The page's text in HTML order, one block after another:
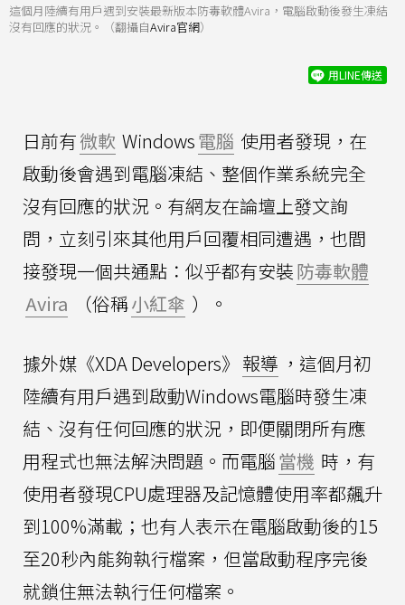
這個月陸續有用戶遇到安裝最新版本防毒軟體Avira，電腦啟動後發生凍結
沒有回應的狀況。（翻攝自Avira官網）
用LINE傳送
日前有微軟 Windows電腦 使用者發現，在
啟動後會遇到電腦凍結、整個作業系統完全
沒有回應的狀況。有網友在論壇上發文詢
問，立刻引來其他用戶回覆相同遭遇，也間
接發現一個共通點：似乎都有安裝防毒軟體
Avira
（俗稱小紅傘 ）。
據外媒《XDA Developers》 報導 ，這個月初
陸續有用戶遇到啟動Windows電腦時發生凍
結、沒有任何回應的狀況，即便關閉所有應
用程式也無法解決問題。而電腦當機 時，有
使用者發現CPU處理器及記憶體使用率都飆升
到100%滿載；也有人表示在電腦啟動後的15
至20秒內能夠執行檔案，但當啟動程序完後
就鎖住無法執行任何檔案。